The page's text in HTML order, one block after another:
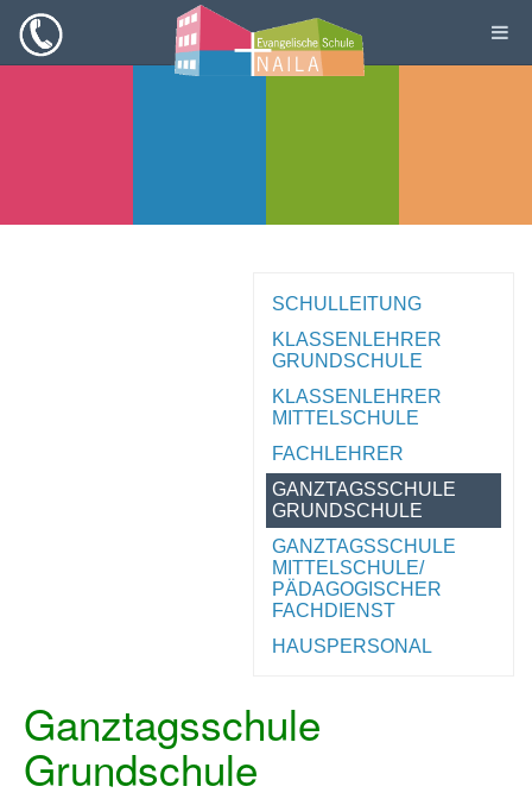
SCHULLEITUNG
KLASSENLEHRER
GRUNDSCHULE
KLASSENLEHRER
MITTELSCHULE
FACHLEHRER
GANZTAGSSCHULE
GRUNDSCHULE
GANZTAGSSCHULE
MITTELSCHULE/
PÄDAGOGISCHER
FACHDIENST
HAUSPERSONAL
Ganztagsschule
Grundschule